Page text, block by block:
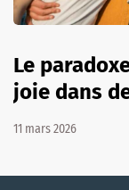
Le
joie dans
11 mars 2026